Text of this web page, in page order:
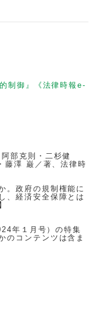
制御』《法律時報e-
部克則・二杉健
藤澤 巌／著、法律時
。政府の規制権能に
、経済安全保障とは
年１月号）の特集
のコンテンツは含ま